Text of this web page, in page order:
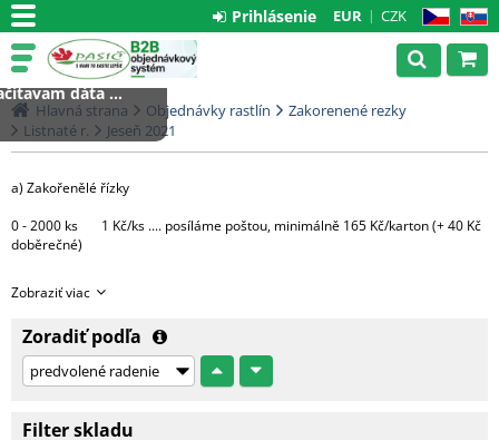
CZ SK
EUR CZK
Prihlásenie
Hlavná strana Objednávky rastlín
Zakorenené rezky
Listnaté r.
Jeseň 2021
a) Zakořenělé řízky
0 - 2000 ks 1 Kč/ks .... posíláme poštou, minimálně 165 Kč/karton (+ 40 Kč
doběrečné)
Každá další započatá paleta + 3000 Kč
Zobraziť viac
Zoradiť podľa
Filter skladu
dáta ...